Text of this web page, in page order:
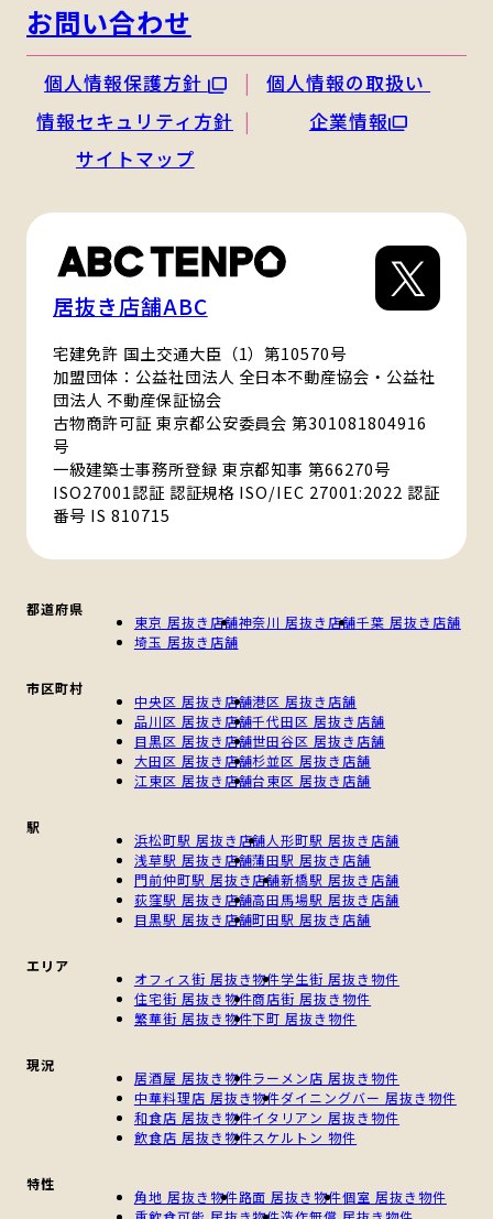
お問い合わせ
個人情報保護方針
個人情報の取扱い
情報セキュリティ方針
企業情報
サイトマップ
居抜き店舗ABC
宅建免許 国土交通大臣（1）第10570号
加盟団体：公益社団法人 全日本不動産協会・公益社
団法人 不動産保証協会
古物商許可証 東京都公安委員会 第301081804916
号
一級建築士事務所登録 東京都知事 第66270号
ISO27001認証 認証規格 ISO/IEC 27001:2022 認証
番号 IS 810715
都道府県
東京 居抜き店舗神奈川 居抜き店舗千葉 居抜き店舗
埼玉 居抜き店舗
市区町村
中央区 居抜き店舗港区 居抜き店舗
品川区 居抜き店舗千代田区 居抜き店舗
目黒区 居抜き店舗世田谷区 居抜き店舗
大田区 居抜き店舗杉並区 居抜き店舗
江東区 居抜き店舗台東区 居抜き店舗
駅
浜松町駅 居抜き店舗人形町駅 居抜き店舗
浅草駅 居抜き店舗蒲田駅 居抜き店舗
門前仲町駅 居抜き店舗新橋駅 居抜き店舗
荻窪駅 居抜き店舗高田馬場駅 居抜き店舗
目黒駅 居抜き店舗町田駅 居抜き店舗
エリア
オフィス街 居抜き物件学生街 居抜き物件
住宅街 居抜き物件商店街 居抜き物件
繁華街 居抜き物件下町 居抜き物件
現況
居酒屋 居抜き物件ラーメン店 居抜き物件
中華料理店 居抜き物件ダイニングバー 居抜き物件
和食店 居抜き物件イタリアン 居抜き物件
飲食店 居抜き物件スケルトン 物件
特性
角地 居抜き物件路面 居抜き物件個室 居抜き物件